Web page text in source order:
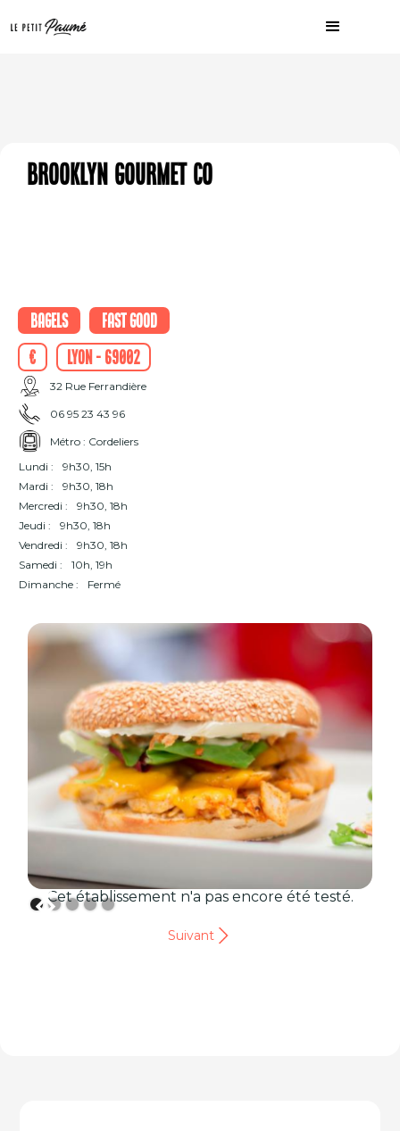
Brooklyn Gourmet Co
Bagels
Fast good
€
Lyon - 69002
32 Rue Ferrandière
06 95 23 43 96
Métro : Cordeliers
Lundi :
9h30, 15h
Mardi :
9h30, 18h
Mercredi :
9h30, 18h
Jeudi :
9h30, 18h
Vendredi :
9h30, 18h
Samedi :
10h, 19h
Dimanche :
Fermé
Cet établissement n'a pas encore été testé.
Suivant